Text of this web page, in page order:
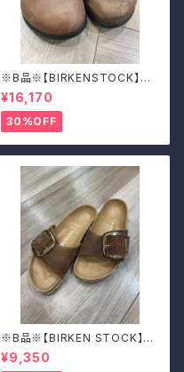
※B品※【BIRKENSTOCK】Mo
ntana/CUOIO 39
¥16,170
30%OFF
※B品※【BIRKEN STOCK】M
adrid Big Buckle/マドリッド
ビッグバックル 39
¥9,350